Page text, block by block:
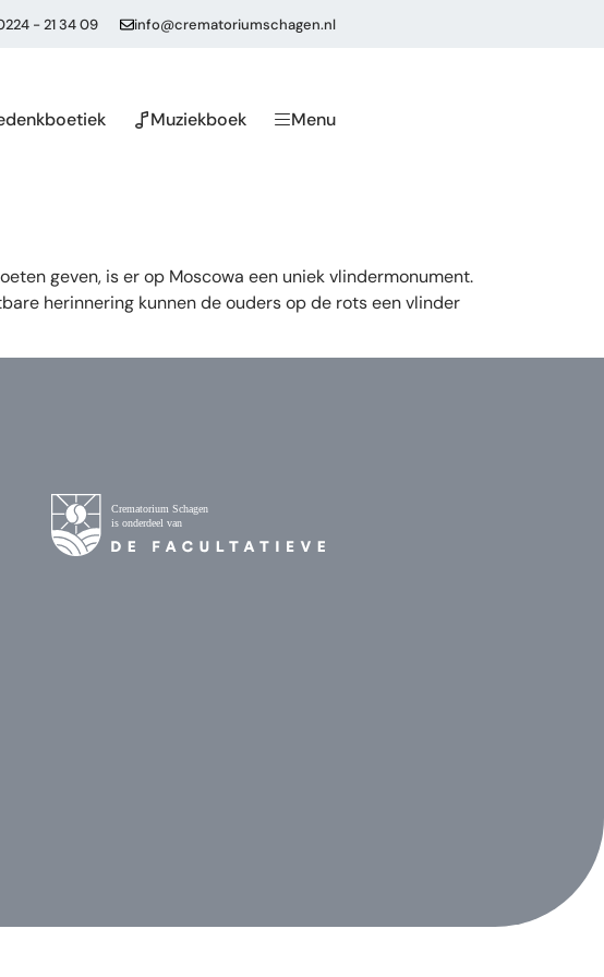
- 21 34 09 info@crematoriumschagen.nl
Muziekboek Menu
geven, is er op Moscowa een uniek vlindermonument.
herinnering kunnen de ouders op de rots een vlinder